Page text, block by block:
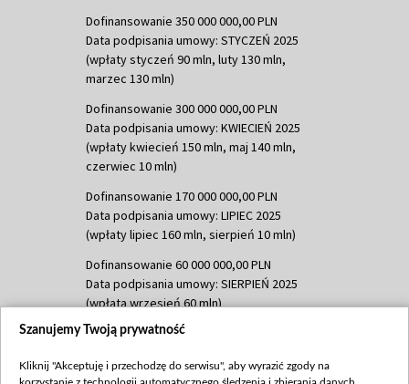
Dofinansowanie 350 000 000,00 PLN
Data podpisania umowy: STYCZEŃ 2025
(wpłaty styczeń 90 mln, luty 130 mln,
marzec 130 mln)
Dofinansowanie 300 000 000,00 PLN
Data podpisania umowy: KWIECIEŃ 2025
(wpłaty kwiecień 150 mln, maj 140 mln,
czerwiec 10 mln)
Dofinansowanie 170 000 000,00 PLN
Data podpisania umowy: LIPIEC 2025
(wpłaty lipiec 160 mln, sierpień 10 mln)
Dofinansowanie 60 000 000,00 PLN
Data podpisania umowy: SIERPIEŃ 2025
(wpłata wrzesień 60 mln)
Dofinansowanie 635 783 051,21 PLN
(wpłata wrzesień 100 mln, październik 350
Szanujemy Twoją prywatność
Kliknij "Akceptuję i przechodzę do serwisu", aby wyrazić zgody na